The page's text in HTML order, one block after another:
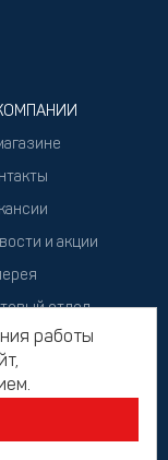
и акции
отдел
работы